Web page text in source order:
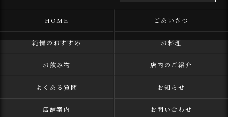
HOME ごあいさつ
純情のおすすめ お料理
お飲み物 店内のご紹介
よくある質問 お知らせ
店舗案内 お問い合わせ